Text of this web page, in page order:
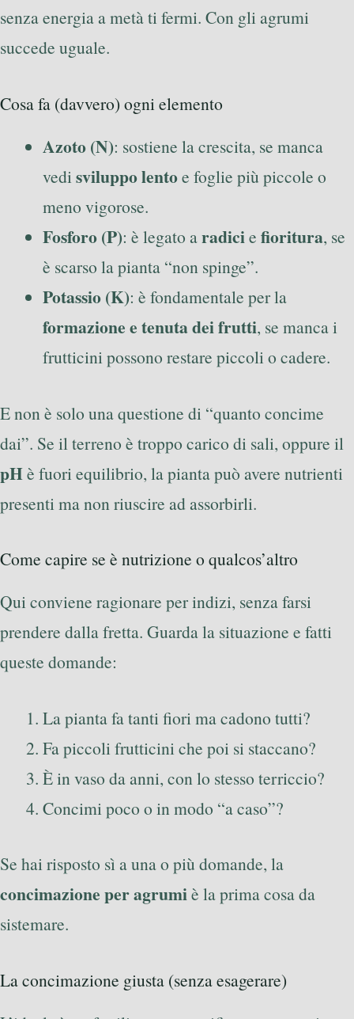
senza energia a metà ti fermi. Con gli agrumi
succede uguale.
Cosa fa (davvero) ogni elemento
Azoto (N): sostiene la crescita, se manca
vedisviluppo lentoe foglie più piccole o
meno vigorose.
Fosforo (P): è legato aradicie fioritura, se
è scarso la pianta “non spinge”.
Potassio (K): è fondamentale per la
formazione e tenuta dei frutti, se manca i
frutticini possono restare piccoli o cadere.
E non è solo una questione di “quanto concime
dai”. Se il terreno è troppo carico di sali, oppure il
pHè fuori equilibrio, la pianta può avere nutrienti
presenti ma non riuscire ad assorbirli.
Come capire se è nutrizione o qualcos’altro
Qui conviene ragionare per indizi, senza farsi
prendere dalla fretta. Guarda la situazione e fatti
queste domande:
La pianta fa tanti fiori ma cadono tutti?
Fa piccoli frutticini che poi si staccano?
È in vaso da anni, con lo stesso terriccio?
Concimi poco o in modo “a caso”?
Se hai risposto sì a una o più domande, la
concimazione per agrumiè la prima cosa da
sistemare.
La concimazione giusta (senza esagerare)